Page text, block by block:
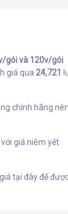
gói và 120v/gói
giá qua 24,721
chính hãng nên
giá niêm yết
tại đây để